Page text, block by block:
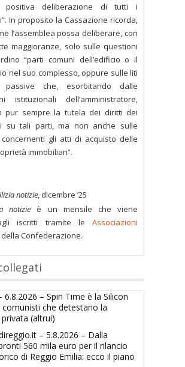
positiva deliberazione di tutti i
In proposito la Cassazione ricorda,
l’assemblea possa deliberare, con
maggioranze, solo sulle questioni
“parti comuni dell’edificio o il
nel suo complesso, oppure sulle liti
che, esorbitando dalle
istituzionali dell’amministratore,
pur sempre la tutela dei diritti dei
su tali parti, ma non anche sulle
gli atti di acquisto delle
immobiliari”.
notizie, dicembre ’25
notizie è un mensile che viene
iscritti tramite le Associazioni
della Confederazione.
6.8.2026 – Spin Time è la Silicon
comunisti che detestano la
(altrui)
– 5.8.2026 – Dalla
560 mila euro per il rilancio
di Reggio Emilia: ecco il piano